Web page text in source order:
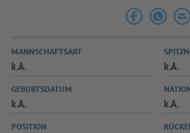
MANNSCHAFTSART
k.A. k.A.
GEBURTSDATUM
k.A. k.A.
POSITION